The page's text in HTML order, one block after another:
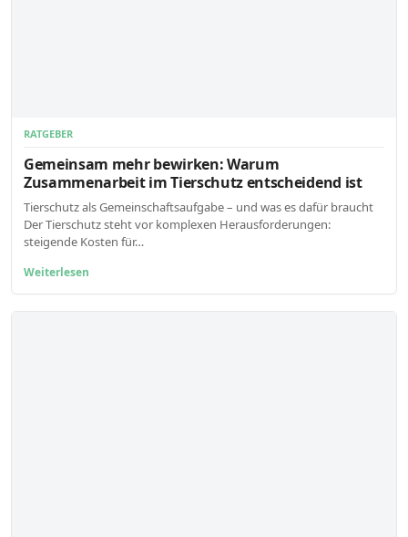
RATGEBER
Gemeinsam mehr bewirken: Warum
Zusammenarbeit im Tierschutz entscheidend ist
Tierschutz als Gemeinschaftsaufgabe – und was es dafür braucht
Der Tierschutz steht vor komplexen Herausforderungen:
steigende Kosten für…
Weiterlesen